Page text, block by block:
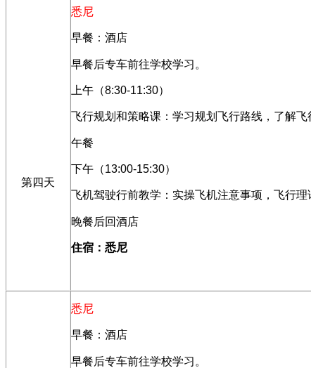
第四天
悉尼
早餐：酒店
早餐后专车前往学校学习。
上午（8:30-11:30）
飞行规划和策略课：学习规划飞行路线，了解飞
午餐
下午（13:00-15:30）
飞机驾驶行前教学：实操飞机注意事项，飞行理
晚餐后回酒店
住宿：悉尼
悉尼
早餐：酒店
早餐后专车前往学校学习。